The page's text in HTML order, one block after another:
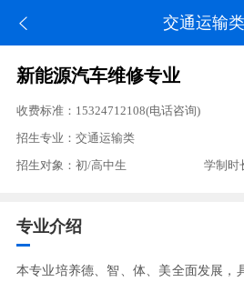
交通运输类
新能源汽车维修专业
收费标准：15324712108(电话咨询)
招生专业：交通运输类
招生对象：初/高中生
学制时
专业介绍
本专业培养德、智、体、美全面发展，